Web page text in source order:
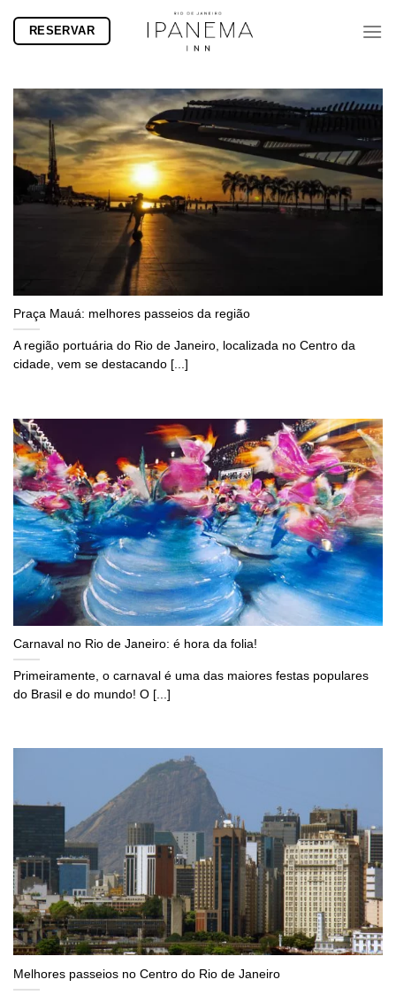
RESERVAR
Praça Mauá: melhores passeios da região
A região portuária do Rio de Janeiro, localizada no Centro da
cidade, vem se destacando [...]
Carnaval no Rio de Janeiro: é hora da folia!
Primeiramente, o carnaval é uma das maiores festas populares
do Brasil e do mundo! O [...]
Melhores passeios no Centro do Rio de Janeiro